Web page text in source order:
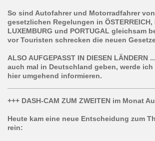
So sind Autofahrer und Motorradfahrer
gesetzlichen Regelungen in ÖSTERREICH,
LUXEMBURG und PORTUGAL gleichsam
vor Touristen schrecken die neuen
ALSO AUFGEPASST IN DIESEN LÄNDERN
auch mal in Deutschland geben, werde
hier umgehend informieren.
+++ DASH-CAM ZUM ZWEITEN im Monat
Heute kam eine neue Entscheidung zum
rein: